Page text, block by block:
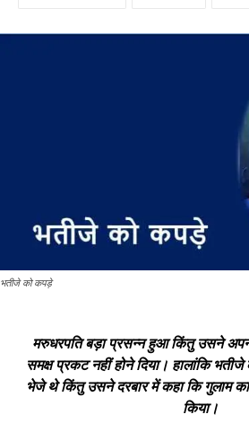
भतीजे को कपड़े
मरुधरपति बड़ा प्रसन्न हुआ किंतु उसने
समक्ष प्रकट नहीं होने दिया। हालांकि
भेजे थे किंतु उसने दरबार में कहा कि गुलाम
किया।